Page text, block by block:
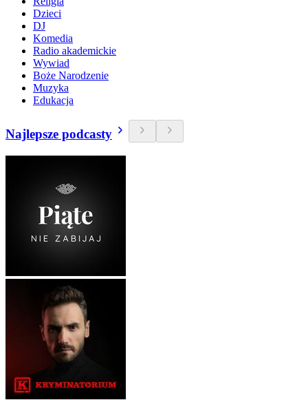
Dzieci
DJ
Komedia
Radio akademickie
Wywiad
Boże Narodzenie
Muzyka
Edukacja
Najlepsze podcasty